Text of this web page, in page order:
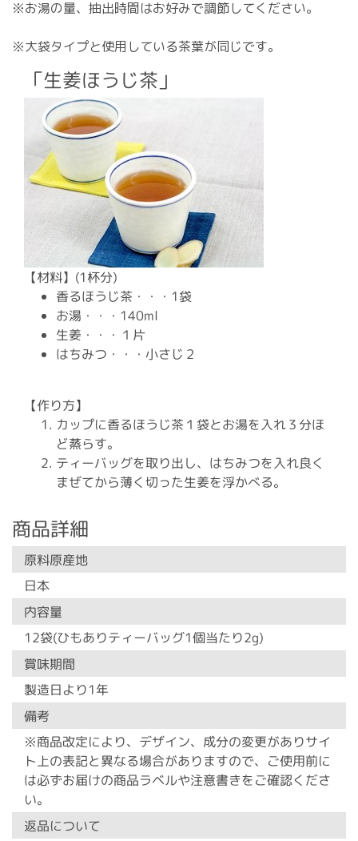
※お湯の量、抽出時間はお好みで調節してください。
※大袋タイプと使用している茶葉が同じです。
「生姜ほうじ茶」
【材料】(1杯分)
香るほうじ茶・・・1袋
お湯・・・140ml
生姜・・・１片
はちみつ・・・小さじ２
【作り方】
カップに香るほうじ茶１袋とお湯を入れ３分ほ
ど蒸らす。
ティーバッグを取り出し、はちみつを入れ良く
まぜてから薄く切った生姜を浮かべる。
商品詳細
原料原産地
日本
内容量
12袋(ひもありティーバッグ1個当たり2g)
賞味期間
製造日より1年
備考
※商品改定により、デザイン、成分の変更がありサイ
ト上の表記と異なる場合がありますので、ご使用前に
は必ずお届けの商品ラベルや注意書きをご確認くださ
い。
返品について